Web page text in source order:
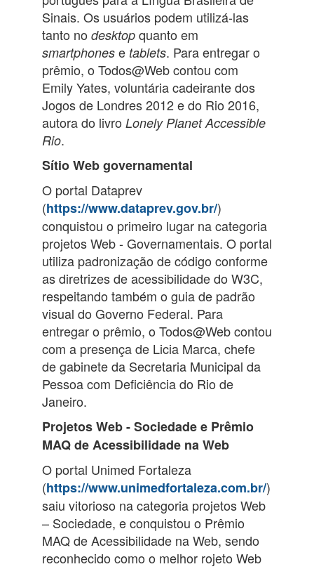
Sinais. Os usuários podem utilizá-las
tanto no desktop quanto em
smartphones e tablets. Para entregar o
prêmio, o Todos@Web contou com
Emily Yates, voluntária cadeirante dos
Jogos de Londres 2012 e do Rio 2016,
autora do livro Lonely Planet Accessible
Rio.
Sítio Web governamental
O portal Dataprev
(https://www.dataprev.gov.br/)
conquistou o primeiro lugar na categoria
projetos Web - Governamentais. O portal
utiliza padronização de código conforme
as diretrizes de acessibilidade do W3C,
respeitando também o guia de padrão
visual do Governo Federal. Para
entregar o prêmio, o Todos@Web contou
com a presença de Licia Marca, chefe
de gabinete da Secretaria Municipal da
Pessoa com Deficiência do Rio de
Janeiro.
Projetos Web - Sociedade e Prêmio
MAQ de Acessibilidade na Web
O portal Unimed Fortaleza
(https://www.unimedfortaleza.com.br/)
saiu vitorioso na categoria projetos Web
– Sociedade, e conquistou o Prêmio
MAQ de Acessibilidade na Web, sendo
reconhecido como o melhor rojeto Web